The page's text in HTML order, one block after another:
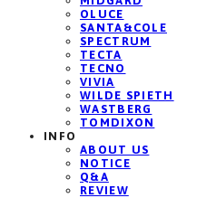
OLUCE
SANTA&COLE
SPECTRUM
TECTA
TECNO
VIVIA
WILDE SPIETH
WASTBERG
TOMDIXON
INFO
ABOUT US
NOTICE
Q&A
REVIEW